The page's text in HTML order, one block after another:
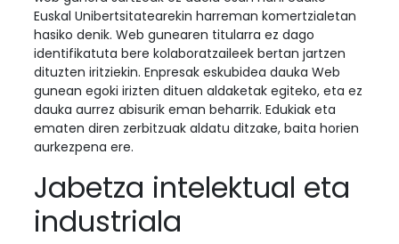
Euskal Unibertsitatearekin harreman komertzialetan
hasiko denik. Web gunearen titularra ez dago
identifikatuta bere kolaboratzaileek bertan jartzen
dituzten iritziekin. Enpresak eskubidea dauka Web
gunean egoki irizten dituen aldaketak egiteko, eta ez
dauka aurrez abisurik eman beharrik. Edukiak eta
ematen diren zerbitzuak aldatu ditzake, baita horien
aurkezpena ere.
Jabetza intelektual eta
industriala